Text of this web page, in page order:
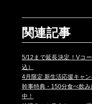
関連記事
5/12まで延長決定！Vコ
込）
4月限定 新生活応援キャン
幹事特典・150分食べ飲
中！